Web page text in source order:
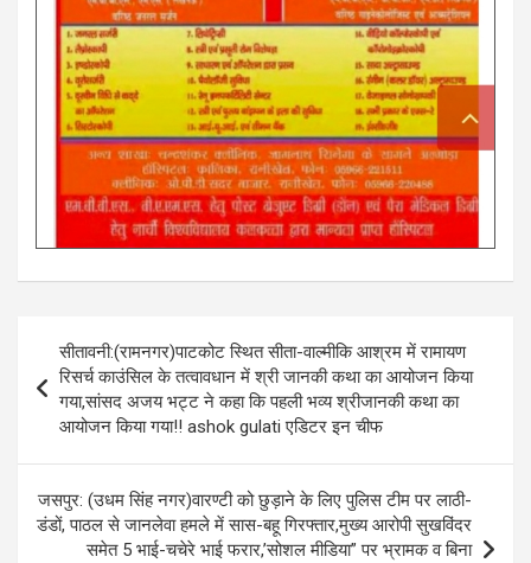
Post
navigation
सीतावनी:(रामनगर)पाटकोट स्थित सीता-वाल्मीकि आश्रम में रामायण
रिसर्च काउंसिल के तत्वावधान में श्री जानकी कथा का आयोजन किया
गया,सांसद अजय भट्ट ने कहा कि पहली भव्य श्रीजानकी कथा का
आयोजन किया गया!! ashok gulati एडिटर इन चीफ
जसपुर: (उधम सिंह नगर)वारण्टी को छुड़ाने के लिए पुलिस टीम पर लाठी-
डंडों, पाठल से जानलेवा हमले में सास-बहू गिरफ्तार,मुख्य आरोपी सुखविंदर
समेत 5 भाई-चचेरे भाई फरार,’सोशल मीडिया” पर भ्रामक व बिना